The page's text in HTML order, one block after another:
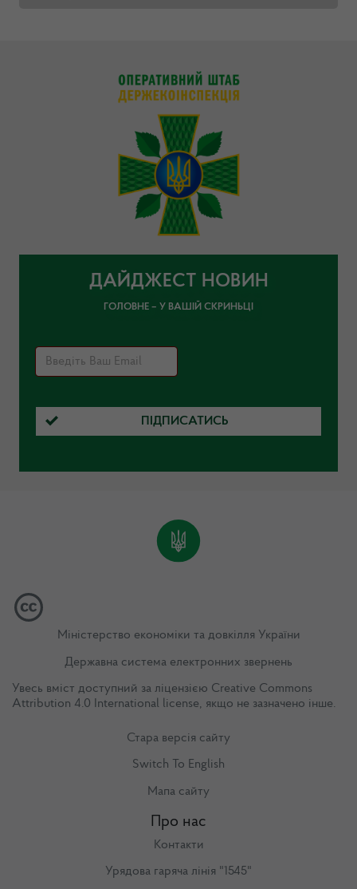
ДАЙДЖЕСТ НОВИН
ГОЛОВНЕ – У ВАШІЙ СКРИНЬЦІ
ПІДПИСАТИСЬ
Міністерство економіки та довкілля України
Державна система електронних звернень
Увесь вміст доступний за ліцензією Creative Commons
Attribution 4.0 International license, якщо не зазначено інше.
Стара версія сайту
Switch To English
Мапа сайту
Про нас
Контакти
Урядова гаряча лінія "1545"